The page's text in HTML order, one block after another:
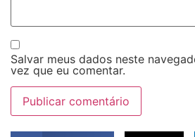
Salvar meus dados neste
vez que eu comentar.